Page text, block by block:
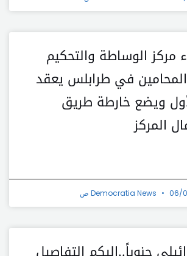
مركز الوساطة والتحكيم
في طرابلس يعقد
ويضع خارطة طريق
المركز
Democratia News 06/